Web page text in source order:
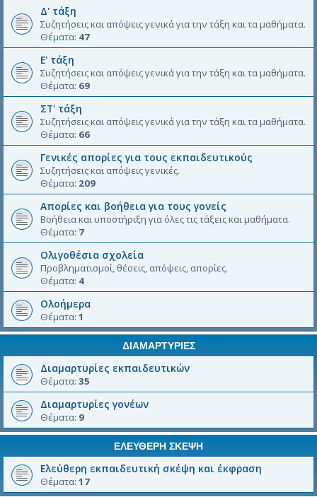
Δ' τάξη
Συζητήσεις και απόψεις γενικά για την τάξη και τα μαθήματα.
Θέματα: 47
Ε' τάξη
Συζητήσεις και απόψεις γενικά για την τάξη και τα μαθήματα.
Θέματα: 69
ΣΤ' τάξη
Συζητήσεις και απόψεις γενικά για την τάξη και τα μαθήματα.
Θέματα: 66
Γενικές απορίες για τους εκπαιδευτικούς
Συζητήσεις και απόψεις γενικές.
Θέματα: 209
Απορίες και βοήθεια για τους γονείς
Βοήθεια και υποστήριξη για όλες τις τάξεις και μαθήματα.
Θέματα: 7
Ολιγοθέσια σχολεία
Προβληματισμοί, θέσεις, απόψεις, απορίες.
Θέματα: 4
Ολοήμερα
Θέματα: 1
ΔΙΑΜΑΡΤΥΡΙΕΣ
Διαμαρτυρίες εκπαιδευτικών
Θέματα: 35
Διαμαρτυρίες γονέων
Θέματα: 9
ΕΛΕΥΘΕΡΗ ΣΚΕΨΗ
Ελεύθερη εκπαιδευτική σκέψη και έκφραση
Θέματα: 17